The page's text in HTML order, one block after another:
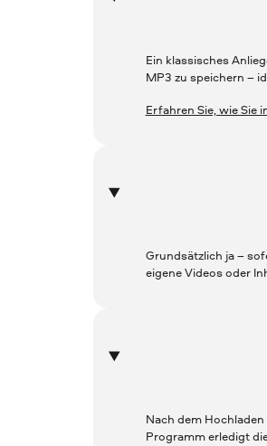
Ein klassisches
MP3 zu speichern –
Erfahren Sie, wie Sie
Grundsätzlich ja –
eigene Videos oder
Nach dem
Programm erledigt